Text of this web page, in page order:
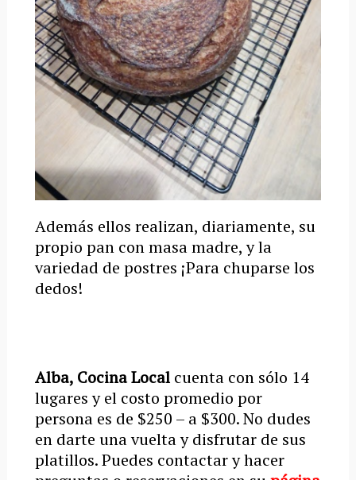
Además ellos realizan, diariamente, su
propio pan con masa madre, y la
variedad de postres ¡Para chuparse los
dedos!
Alba, Cocina Localcuenta con sólo 14
lugares y el costo promedio por
persona es de $250 – a $300. No dudes
en darte una vuelta y disfrutar de sus
platillos. Puedes contactar y hacer